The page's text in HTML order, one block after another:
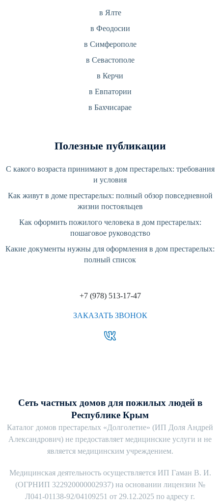
в Ялте
в Феодосии
в Симферополе
в Севастополе
в Керчи
в Евпатории
в Бахчисарае
Полезные публикации
С какого возраста принимают в дом престарелых: требования
и условия
Как живут в доме престарелых: полный обзор повседневной
жизни постояльцев
Как оформить пожилого человека в дом престарелых:
пошаговое руководство
Какие документы нужны для оформления в дом престарелых:
полный список
+7 (978) 513-17-47
ЗАКАЗАТЬ ЗВОНОК
Сеть частных домов для пожилых людей в
Республике Крым
Каталог домов престарелых «Долголетие» (ИП Доля Андрей
Александрович) не предоставляет медицинские услуги и не
является медицинским учреждением.
Медицинская деятельность осуществляется ИП Гаман В. И.
(ОГРНИП 322920000002937) на основании лицензии №
Л041-01138-92/04109251 от 29.12.2025 по адресу г.